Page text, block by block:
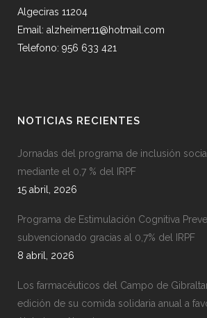
Algeciras 11204
Email: alzheimer11@hotmail.com
Telefono: 956 633 421
NOTICIAS RECIENTES
Jornadas del programa de inclusión
mediante el 0,7 % del IRPF
15 abril, 2026
Programa de Estimulación Cognitiva
subvencionado gracias al 0,7% del IRPF
8 abril, 2026
Los farmacéuticos del Campo de
edición de su comida solidaria anual a